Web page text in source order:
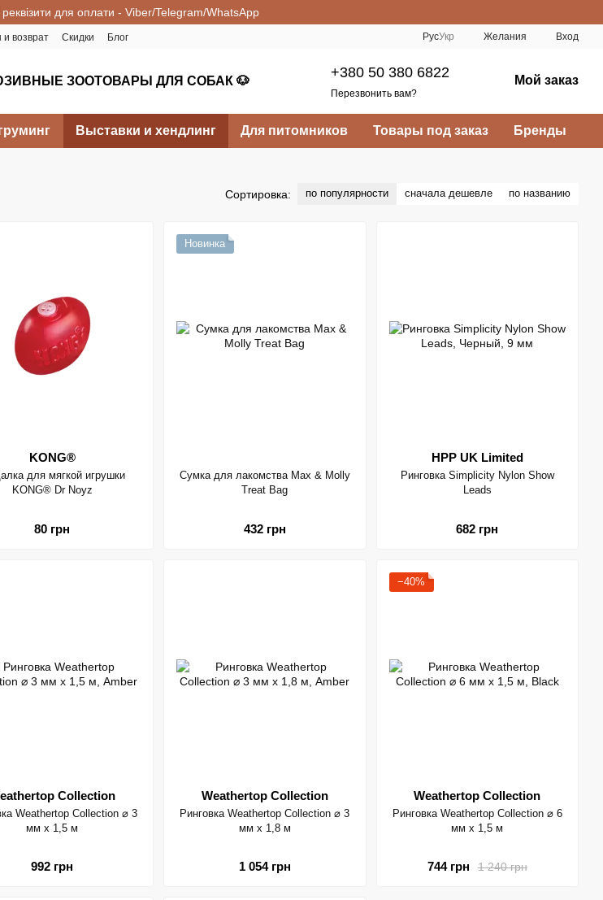
для оплати - Viber/Telegram/WhatsApp
возврат Скидки Блог РусУкр Желания Вход
ЗООТОВАРЫ ДЛЯ СОБАК 🐶
+380 50 380 6822
Перезвонить вам?
Мой заказ
Выставки и хендлинг Для питомников Товары под заказ Бренды
Сортировка: по популярности сначала дешевле по названию
KONG®
для мягкой игрушки
KONG® Dr Noyz
80 грн
Новинка
Сумка для лакомства Max & Molly
Treat Bag
432 грн
HPP UK Limited
Ринговка Simplicity Nylon Show
Leads
682 грн
Collection
Weathertop Collection ⌀ 3
мм х 1,5 м
992 грн
Weathertop Collection
Ринговка Weathertop Collection ⌀ 3
мм х 1,8 м
1 054 грн
−40%
Weathertop Collection
Ринговка Weathertop Collection ⌀ 6
мм х 1,5 м
1 240 грн
744 грн